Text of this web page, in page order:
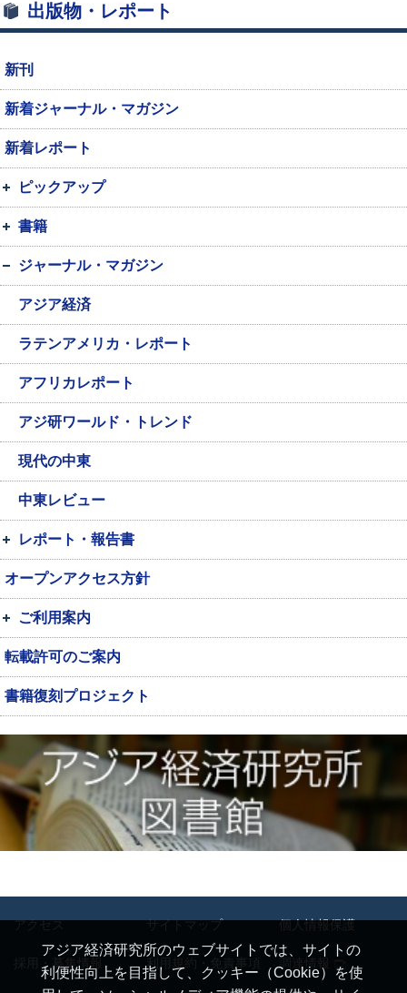
出版物・レポート
新刊
新着ジャーナル・マガジン
新着レポート
ピックアップ
書籍
ジャーナル・マガジン
アジア経済
ラテンアメリカ・レポート
アフリカレポート
アジ研ワールド・トレンド
現代の中東
中東レビュー
レポート・報告書
オープンアクセス方針
ご利用案内
転載許可のご案内
書籍復刻プロジェクト
アジア経済研究所のウェブサイトでは、サイトの
利便性向上を目指して、クッキー（Cookie）を使
アクセス サイトマップ 個人情報保護
採用・募集情報 利用規約・免責事項